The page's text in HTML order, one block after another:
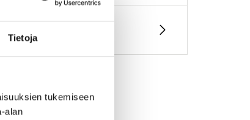
Tietoja
tukemiseen
alan